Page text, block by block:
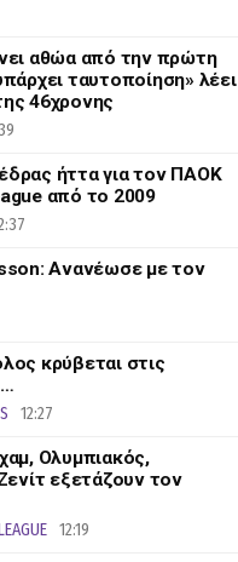
αθώα από την πρώτη
ταυτοποίηση» λέει
46χρονης
ήττα για τον ΠΑΟΚ
από το 2009
Ανανέωσε με τον
κρύβεται στις
12:27
Ολυμπιακός,
εξετάζουν τον
12:19